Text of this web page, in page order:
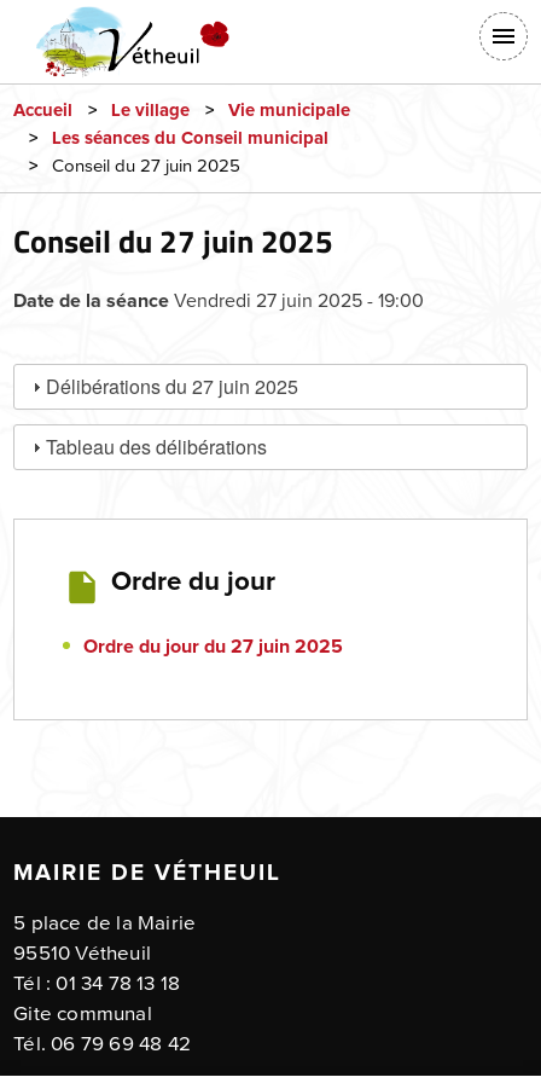
principal
tête
Accueil Le village
Vie municipale
Les séances du Conseil municipal
Conseil du 27 juin 2025
Conseil du 27 juin 2025
Date de la séance Vendredi 27 juin 2025 - 19:00
Délibérations du 27 juin 2025
Tableau des délibérations
Ordre du jour
Ordre du jour du 27 juin 2025
MAIRIE DE VÉTHEUIL
5 place de la Mairie
95510 Vétheuil
Tél : 01 34 78 13 18
Gite communal
Tél. 06 79 69 48 42